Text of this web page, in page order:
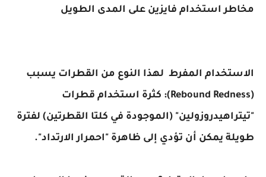
استخدام فايزين على المدى الطويل
المفرط لهذا النوع من القطرات يسبب
(Rebound Redness): كثرة استخدام قطرات
(الموجودة في كلتا القطرتين) لفترة
يمكن أن تؤدي إلى ظاهرة "احمرار الارتداد".